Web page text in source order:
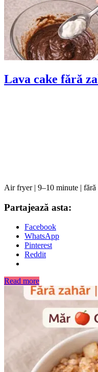
Lava cake fără
Air fryer | 9–10 minute |
Partajează asta:
Facebook
WhatsApp
Pinterest
Reddit
Read more